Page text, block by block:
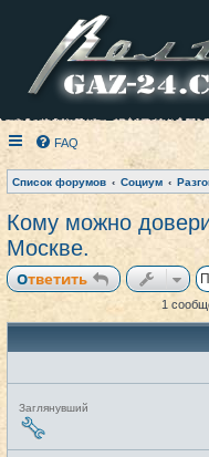
FAQ
Список форумов Социум
Кому можно
Москве.
Ответить
1
Н
е
в
Заглянувший